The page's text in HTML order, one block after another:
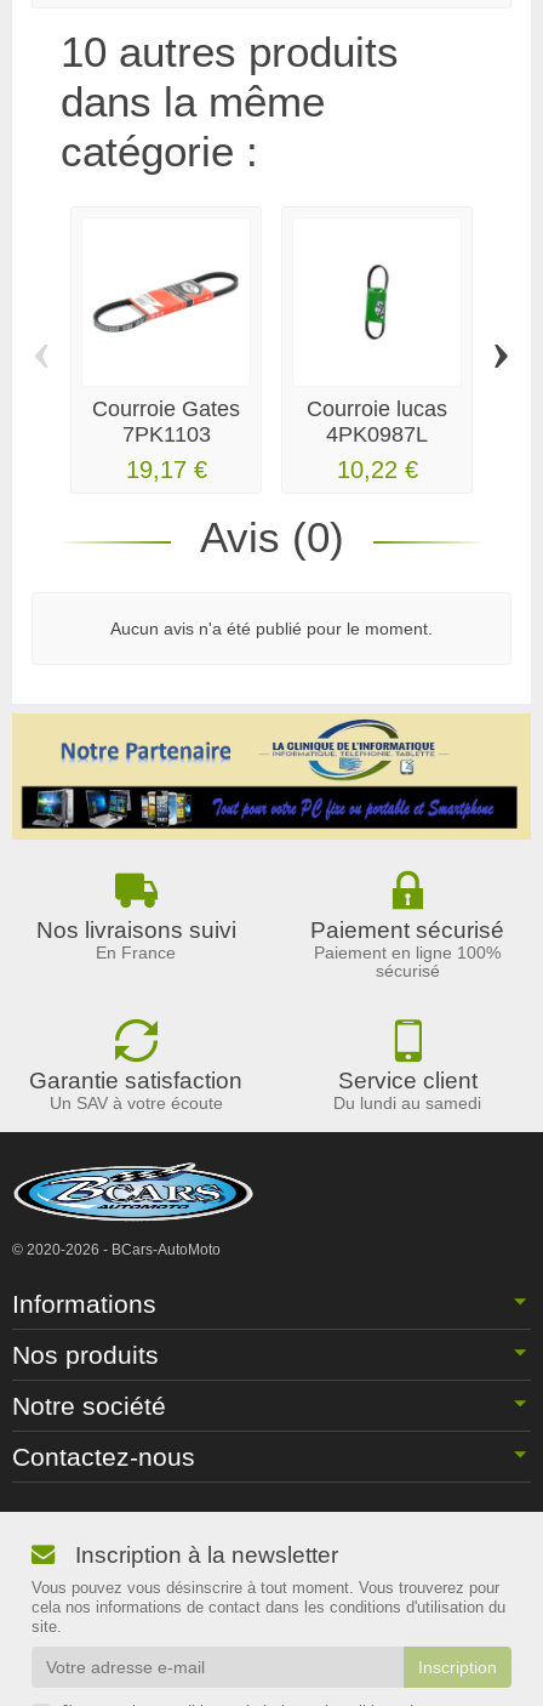
10 autres produits
dans la même
catégorie :
Courroie Gates
7PK1103
19,17 €
Courroie lucas
4PK0987L
10,22 €
‹ ›
Avis (0)
Aucun avis n'a été publié pour le moment.
Nos livraisons suivi
En France
Paiement sécurisé
Paiement en ligne 100%
sécurisé
Garantie satisfaction
Un SAV à votre écoute
Service client
Du lundi au samedi
© 2020-2026 - BCars-AutoMoto
Informations
Nos produits
Notre société
Contactez-nous
Inscription à la newsletter
Vous pouvez vous désinscrire à tout moment. Vous trouverez pour
cela nos informations de contact dans les conditions d'utilisation du
site.